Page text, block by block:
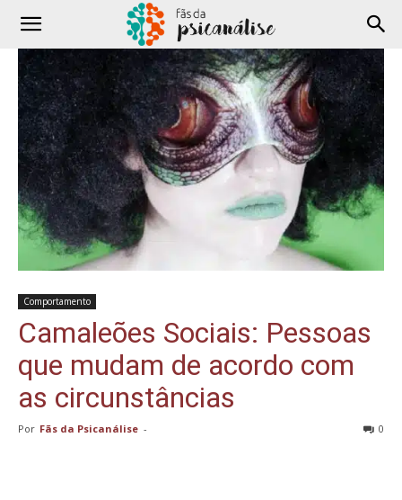
Comportamento
Camaleões Sociais: Pessoas
que mudam de acordo com
as circunstâncias
Por Fãs da Psicanálise - 0